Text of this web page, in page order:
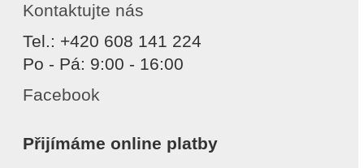
Kontaktujte nás
Tel.: +420 608 141 224
Po - Pá: 9:00 - 16:00
Facebook
Přijímáme online platby